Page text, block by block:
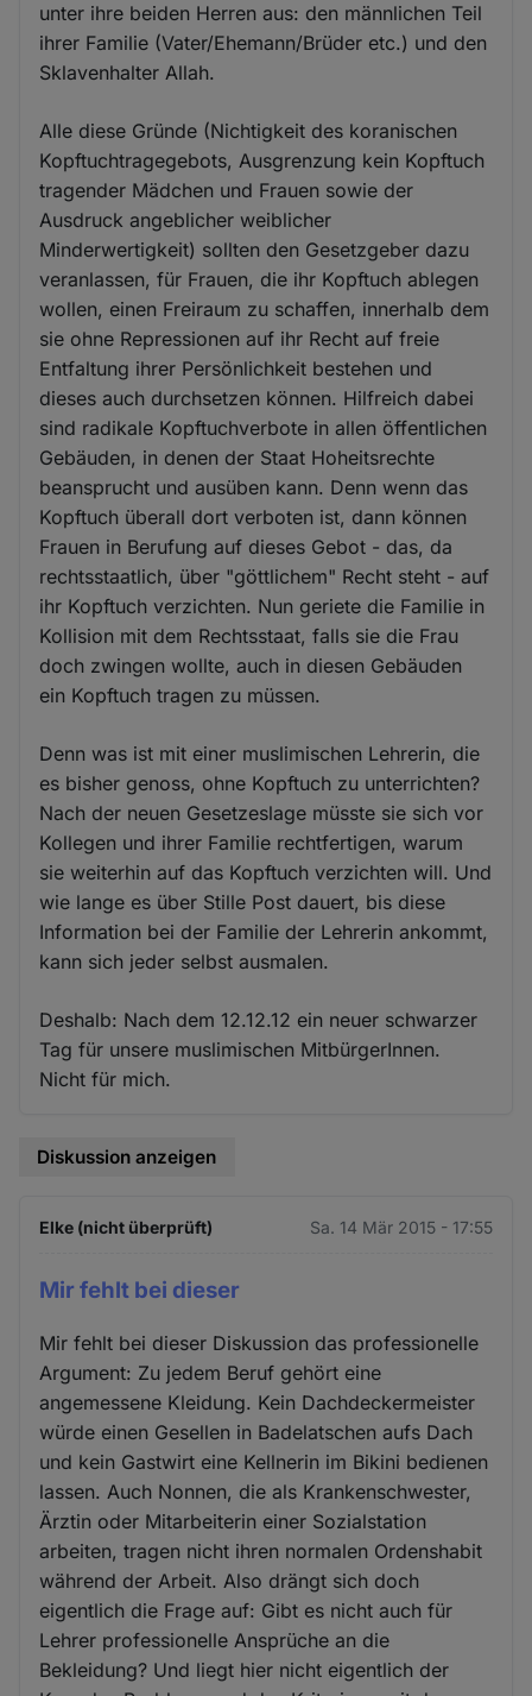
unter ihre beiden Herren aus: den männlichen Teil
ihrer Familie (Vater/Ehemann/Brüder etc.) und den
Sklavenhalter Allah.
Alle diese Gründe (Nichtigkeit des koranischen
Kopftuchtragegebots, Ausgrenzung kein Kopftuch
tragender Mädchen und Frauen sowie der
Ausdruck angeblicher weiblicher
Minderwertigkeit) sollten den Gesetzgeber dazu
veranlassen, für Frauen, die ihr Kopftuch ablegen
wollen, einen Freiraum zu schaffen, innerhalb dem
sie ohne Repressionen auf ihr Recht auf freie
Entfaltung ihrer Persönlichkeit bestehen und
dieses auch durchsetzen können. Hilfreich dabei
sind radikale Kopftuchverbote in allen öffentlichen
Gebäuden, in denen der Staat Hoheitsrechte
beansprucht und ausüben kann. Denn wenn das
Kopftuch überall dort verboten ist, dann können
Frauen in Berufung auf dieses Gebot - das, da
rechtsstaatlich, über "göttlichem" Recht steht - auf
ihr Kopftuch verzichten. Nun geriete die Familie in
Kollision mit dem Rechtsstaat, falls sie die Frau
doch zwingen wollte, auch in diesen Gebäuden
ein Kopftuch tragen zu müssen.
Denn was ist mit einer muslimischen Lehrerin, die
es bisher genoss, ohne Kopftuch zu unterrichten?
Nach der neuen Gesetzeslage müsste sie sich vor
Kollegen und ihrer Familie rechtfertigen, warum
sie weiterhin auf das Kopftuch verzichten will. Und
wie lange es über Stille Post dauert, bis diese
Information bei der Familie der Lehrerin ankommt,
kann sich jeder selbst ausmalen.
Deshalb: Nach dem 12.12.12 ein neuer schwarzer
Tag für unsere muslimischen MitbürgerInnen.
Nicht für mich.
Diskussion anzeigen
Elke (nicht überprüft) Sa. 14 Mär 2015 - 17:55
Mir fehlt bei dieser
Mir fehlt bei dieser Diskussion das professionelle
Argument: Zu jedem Beruf gehört eine
angemessene Kleidung. Kein Dachdeckermeister
würde einen Gesellen in Badelatschen aufs Dach
und kein Gastwirt eine Kellnerin im Bikini bedienen
lassen. Auch Nonnen, die als Krankenschwester,
Ärztin oder Mitarbeiterin einer Sozialstation
arbeiten, tragen nicht ihren normalen Ordenshabit
während der Arbeit. Also drängt sich doch
eigentlich die Frage auf: Gibt es nicht auch für
Lehrer professionelle Ansprüche an die
Bekleidung? Und liegt hier nicht eigentlich der